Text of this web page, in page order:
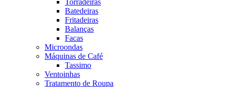
Torradeiras
Batedeiras
Fritadeiras
Balanças
Facas
Microondas
Máquinas de Café
Tassimo
Ventoinhas
Tratamento de Roupa